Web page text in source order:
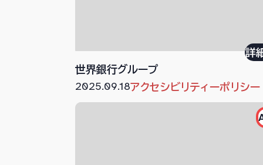
世界銀行グループ
詳
2025.09.18アクセシビリティーポリシー